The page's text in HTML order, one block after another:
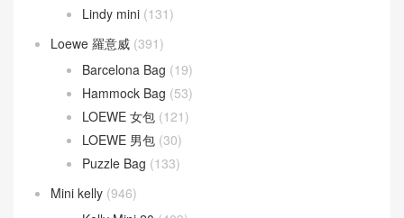
Lindy mini (131)
Loewe 羅意威 (391)
Barcelona Bag (19)
Hammock Bag (53)
LOEWE 女包 (121)
LOEWE 男包 (30)
Puzzle Bag (133)
Mini kelly (946)